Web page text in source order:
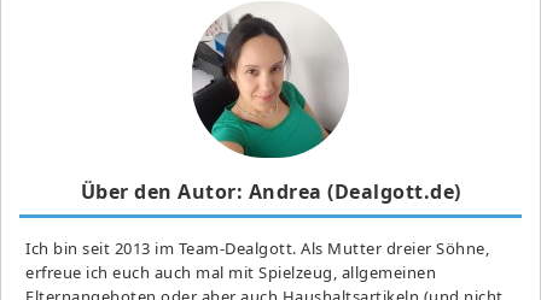
Über den Autor: Andrea (Dealgott.de)
Ich bin seit 2013 im Team-Dealgott. Als Mutter dreier Söhne,
erfreue ich euch auch mal mit Spielzeug, allgemeinen